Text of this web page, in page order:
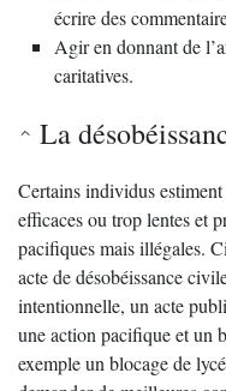
écrire des
Agir en donnant de
caritatives.
La
Certains individus
efficaces ou trop lentes et
pacifiques mais illégales.
acte de désobéissance
intentionnelle, un acte
une action pacifique et un
exemple un blocage de